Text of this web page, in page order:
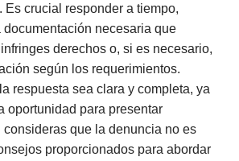
Es crucial responder a tiempo,
necesaria que
derechos o, si es necesario,
según los requerimientos.
respuesta sea clara y completa, ya
oportunidad para presentar
que la denuncia no es
proporcionados para abordar